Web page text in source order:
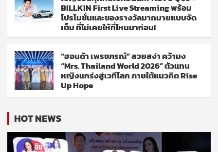
BILLKIN First Live Streaming พร้อม
โปรโมชั่นและของรางวัลมากมายแบบจัด
เต็ม ที่ไม่เคยให้ที่ไหนมาก่อน!
“ฮอนด้า เพรชภรณ์” สวยสง่า คว้ามง
“Mrs. Thailand World 2026” ตัวแทน
หญิงแกร่งสู่เวทีโลก ภายใต้แนวคิด Rise
Up Hope
HOT NEWS